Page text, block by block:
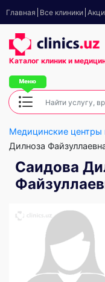
Главная Все клиники
Каталог клиник и
Медицинские центры
Дилноза
Саидова